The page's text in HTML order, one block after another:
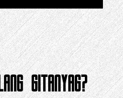
GITANYAG?